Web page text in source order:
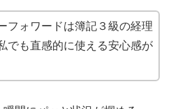
フォワードは簿記３級の経理
でも直感的に使える安心感が